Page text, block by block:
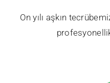
On yılı aşkın